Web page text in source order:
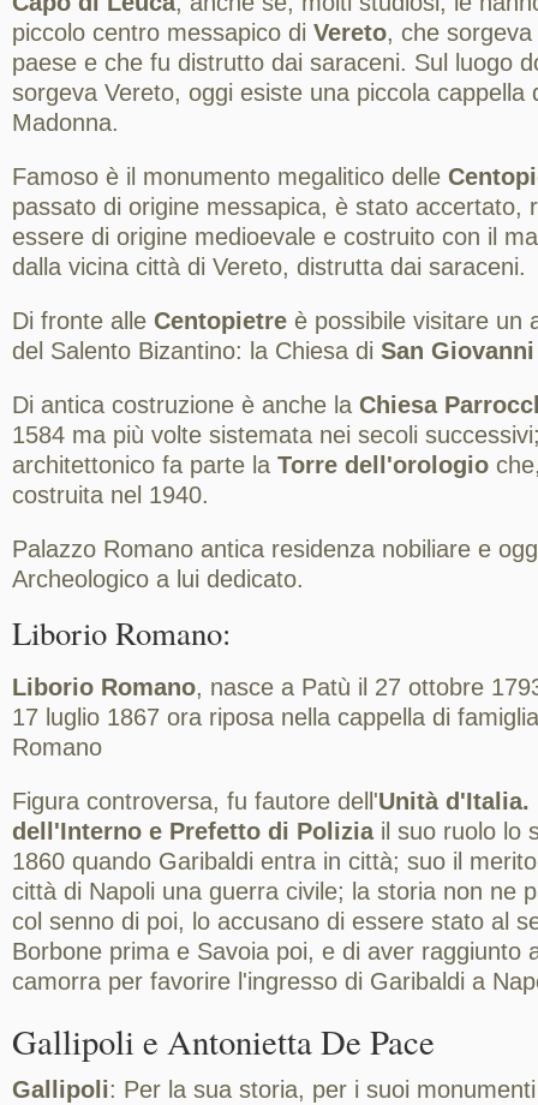
piccolo centro messapico di Vereto, che
paese e che fu distrutto dai saraceni. Sul luogo
sorgeva Vereto, oggi esiste una piccola cappella
Madonna.
Famoso è il monumento megalitico delle
passato di origine messapica, è stato accertato,
essere di origine medioevale e costruito con il
dalla vicina città di Vereto, distrutta dai saraceni.
Di fronte alle Centopietre è possibile visitare un
del Salento Bizantino: la Chiesa di San
Di antica costruzione è anche la Chiesa
1584 ma più volte sistemata nei secoli
architettonico fa parte la Torre dell'orologio
costruita nel 1940.
Palazzo Romano antica residenza nobiliare e
Archeologico a lui dedicato.
Liborio Romano:
Liborio Romano, nasce a Patù il 27 ottobre
17 luglio 1867 ora riposa nella cappella di
Romano
Figura controversa, fu fautore dell'Unità
dell'Interno e Prefetto di Poliziail suo ruolo lo
1860 quando Garibaldi entra in città; suo il
città di Napoli una guerra civile; la storia non ne
col senno di poi, lo accusano di essere stato al
Borbone prima e Savoia poi, e di aver raggiunto
camorra per favorire l'ingresso di Garibaldi a
Gallipoli e Antonietta De Pace
Gallipoli: Per la sua storia, per i suoi